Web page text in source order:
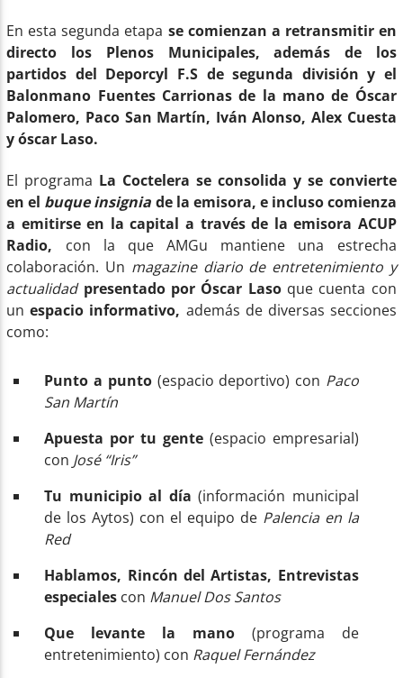
En esta segunda etapa se comienzan a retransmitir en
directo los Plenos Municipales, además de los
partidos del Deporcyl F.S de segunda división y el
Balonmano Fuentes Carrionas de la mano de Óscar
Palomero, Paco San Martín, Iván Alonso, Alex Cuesta
y óscar Laso.
El programa La Coctelera se consolida y se convierte
en el buque insignia de la emisora, e incluso comienza
a emitirse en la capital a través de la emisora ACUP
Radio, con la que AMGu mantiene una estrecha
colaboración. Un magazine diario de entretenimiento y
actualidadpresentado por Óscar Laso que cuenta con
un espacio informativo, además de diversas secciones
como:
Punto a punto(espacio deportivo) con Paco
San Martín
Apuesta por tu gente(espacio empresarial)
con José “Iris”
Tu municipio al día(información municipal
de los Aytos) con el equipo de Palencia en la
Red
Hablamos, Rincón del Artistas, Entrevistas
especiales con Manuel Dos Santos
Que levante la mano(programa de
entretenimiento) con Raquel Fernández